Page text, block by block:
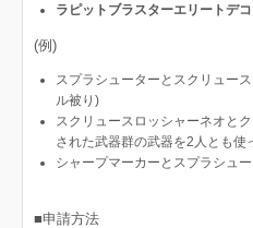
ラピットブラスターエリートデコ
(例)
スプラシューターとスクリュー
ル被り)
スクリュースロッシャーネオと
された武器群の武器を2人とも使
シャープマーカーとスプラシュ
■申請方法